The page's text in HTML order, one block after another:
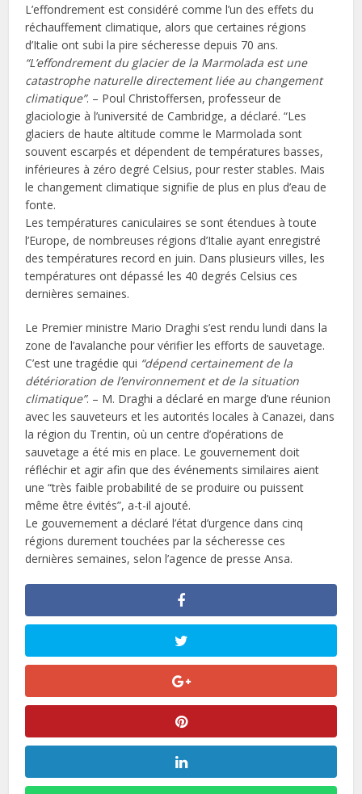
L’effondrement est considéré comme l’un des effets du
réchauffement climatique, alors que certaines régions
d’Italie ont subi la pire sécheresse depuis 70 ans.
“L’effondrement du glacier de la Marmolada est une
catastrophe naturelle directement liée au changement
climatique”. – Poul Christoffersen, professeur de
glaciologie à l’université de Cambridge, a déclaré. “Les
glaciers de haute altitude comme le Marmolada sont
souvent escarpés et dépendent de températures basses,
inférieures à zéro degré Celsius, pour rester stables. Mais
le changement climatique signifie de plus en plus d’eau de
fonte.
Les températures caniculaires se sont étendues à toute
l’Europe, de nombreuses régions d’Italie ayant enregistré
des températures record en juin. Dans plusieurs villes, les
températures ont dépassé les 40 degrés Celsius ces
dernières semaines.
Le Premier ministre Mario Draghi s’est rendu lundi dans la
zone de l’avalanche pour vérifier les efforts de sauvetage.
C’est une tragédie qui “dépend certainement de la
détérioration de l’environnement et de la situation
climatique”. – M. Draghi a déclaré en marge d’une réunion
avec les sauveteurs et les autorités locales à Canazei, dans
la région du Trentin, où un centre d’opérations de
sauvetage a été mis en place. Le gouvernement doit
réfléchir et agir afin que des événements similaires aient
une “très faible probabilité de se produire ou puissent
même être évités”, a-t-il ajouté.
Le gouvernement a déclaré l’état d’urgence dans cinq
régions durement touchées par la sécheresse ces
dernières semaines, selon l’agence de presse Ansa.